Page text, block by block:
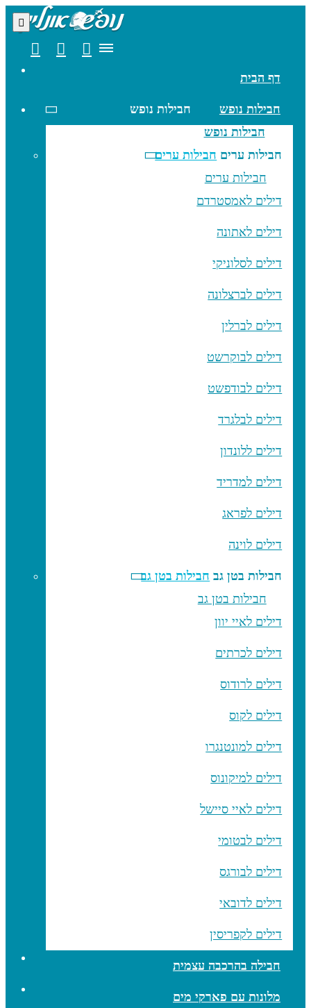
דף הבית
חבילות נופש
חבילות נופש
חבילות נופש
חבילות ערים חבילות ערים
חבילות ערים
דילים לאמסטרדם
דילים לאתונה
דילים לסלוניקי
דילים לברצלונה
דילים לברלין
דילים לבוקרשט
דילים לבודפשט
דילים לבלגרד
דילים ללונדון
דילים למדריד
דילים לפראג
דילים לוינה
חבילות בטן גב חבילות בטן גב
חבילות בטן גב
דילים לאיי יוון
דילים לכרתים
דילים לרודוס
דילים לקוס
דילים למונטנגרו
דילים למיקונוס
דילים לאיי סיישל
דילים לבטומי
דילים לבורגס
דילים לדובאי
דילים לקפריסין
חבילה בהרכבה עצמית
מלונות עם פארקי מים